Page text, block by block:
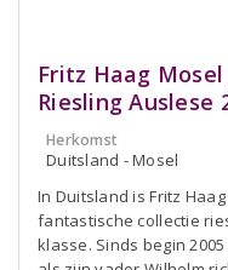
Fritz Haag
Riesling Auslese
Herkomst
Duitsland - Mosel
In Duitsland is Fritz
fantastische collectie
klasse. Sinds begin